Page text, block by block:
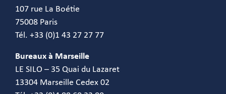
107 rue La Boétie
75008 Paris
Tél. +33 (0)1 43 27 27 77
Bureaux à Marseille
LE SILO – 35 Quai du Lazaret
13304 Marseille Cedex 02